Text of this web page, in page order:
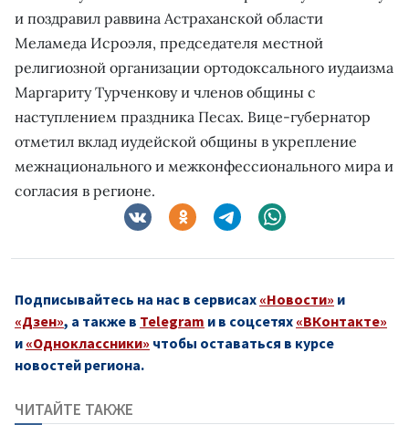
и поздравил раввина Астраханской области
Меламеда Исроэля, председателя местной
религиозной организации ортодоксального иудаизма
Маргариту Турченкову и членов общины с
наступлением праздника Песах. Вице-губернатор
отметил вклад иудейской общины в укрепление
межнационального и межконфессионального мира и
согласия в регионе.
Подписывайтесь на нас в сервисах «Новости» и
«Дзен», а также в Telegram и в соцсетях «ВКонтакте»
и «Одноклассники» чтобы оставаться в курсе
новостей региона.
ЧИТАЙТЕ ТАКЖЕ